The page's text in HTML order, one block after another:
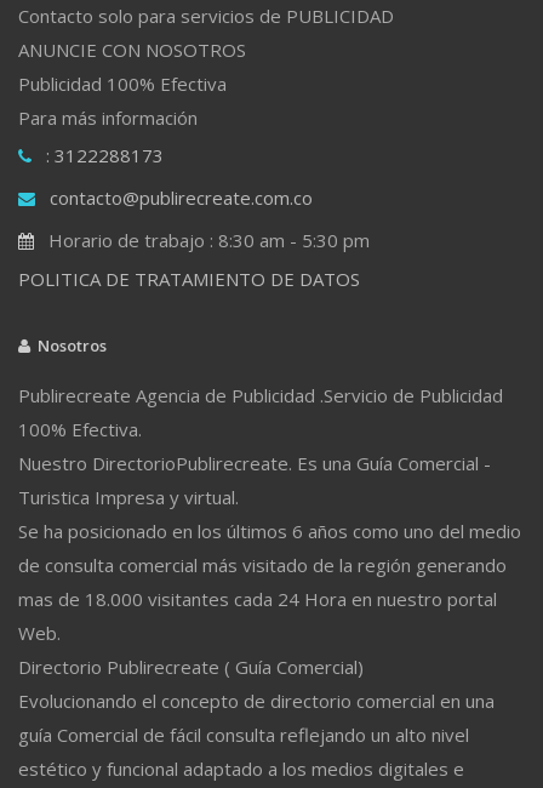
Contacto solo para servicios de PUBLICIDAD
ANUNCIE CON NOSOTROS
Publicidad 100% Efectiva
Para más información
: 3122288173
contacto@publirecreate.com.co
Horario de trabajo : 8:30 am - 5:30 pm
POLITICA DE TRATAMIENTO DE DATOS
Nosotros
Publirecreate Agencia de Publicidad .Servicio de Publicidad
100% Efectiva.
Nuestro DirectorioPublirecreate. Es una Guía Comercial -
Turistica Impresa y virtual.
Se ha posicionado en los últimos 6 años como uno del medio
de consulta comercial más visitado de la región generando
mas de 18.000 visitantes cada 24 Hora en nuestro portal
Web.
Directorio Publirecreate ( Guía Comercial)
Evolucionando el concepto de directorio comercial en una
guía Comercial de fácil consulta reflejando un alto nivel
estético y funcional adaptado a los medios digitales e